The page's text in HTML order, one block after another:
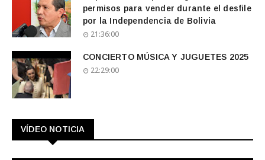
permisos para vender durante el desfile
por la Independencia de Bolivia
21:36:00
CONCIERTO MÚSICA Y JUGUETES 2025
22:29:00
VÍDEO NOTICIA